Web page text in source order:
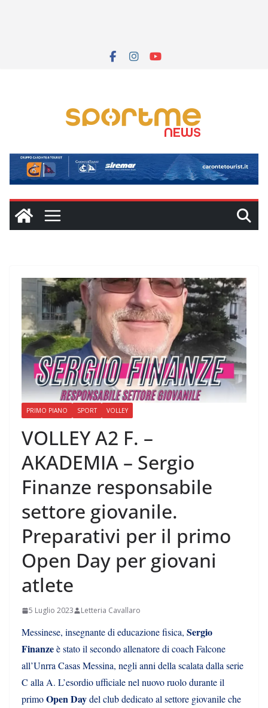
PRIMO PIANO SPORT VOLLEY
VOLLEY A2 F. –
AKADEMIA – Sergio
Finanze responsabile
settore giovanile.
Preparativi per il primo
Open Day per giovani
atlete
5 Luglio 2023 Letteria Cavallaro
Messinese, insegnante di educazione fisica, Sergio
Finanzeè stato il secondo allenatore di coach Falcone
all’Unrra Casas Messina, negli anni della scalata dalla serie
C alla A. L’esordio ufficiale nel nuovo ruolo durante il
primoOpen Daydel club dedicato al settore giovanile che